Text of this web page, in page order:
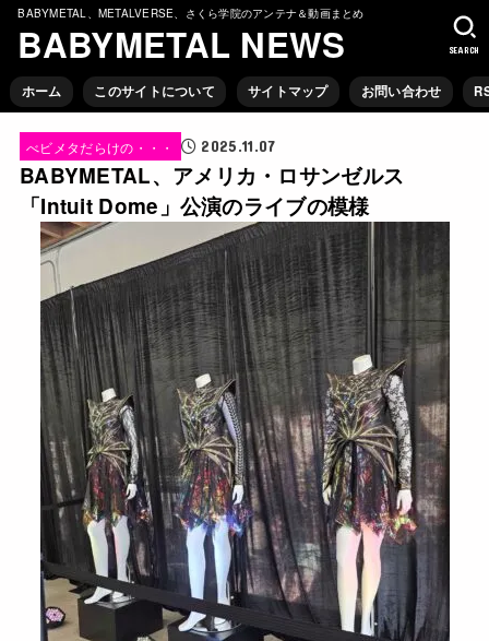
BABYMETAL、METALVERSE、さくら学院のアンテナ＆動画まとめ
BABYMETAL NEWS
ホーム このサイトについて サイトマップ お問い合わせ
SEARCH
べビメタだらけの・・・ 2025.11.07
BABYMETAL、アメリカ・ロサンゼルス
「Intuit Dome」公演のライブの模様